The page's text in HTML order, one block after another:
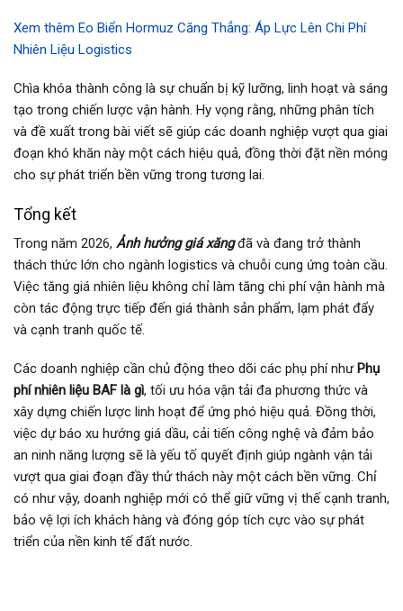
Xem thêm Eo Biển Hormuz Căng Thẳng: Áp Lực Lên Chi Phí
Nhiên Liệu Logistics
Chìa khóa thành công là sự chuẩn bị kỹ lưỡng, linh hoạt và sáng
tạo trong chiến lược vận hành. Hy vọng rằng, những phân tích
và đề xuất trong bài viết sẽ giúp các doanh nghiệp vượt qua giai
đoạn khó khăn này một cách hiệu quả, đồng thời đặt nền móng
cho sự phát triển bền vững trong tương lai.
Tổng kết
Trong năm 2026, Ảnh hưởng giá xăngđã và đang trở thành
thách thức lớn cho ngành logistics và chuỗi cung ứng toàn cầu.
Việc tăng giá nhiên liệu không chỉ làm tăng chi phí vận hành mà
còn tác động trực tiếp đến giá thành sản phẩm, lạm phát đẩy
và cạnh tranh quốc tế.
Các doanh nghiệp cần chủ động theo dõi các phụ phí như Phụ
phí nhiên liệu BAF là gì, tối ưu hóa vận tải đa phương thức và
xây dựng chiến lược linh hoạt để ứng phó hiệu quả. Đồng thời,
việc dự báo xu hướng giá dầu, cải tiến công nghệ và đảm bảo
an ninh năng lượng sẽ là yếu tố quyết định giúp ngành vận tải
vượt qua giai đoạn đầy thử thách này một cách bền vững. Chỉ
có như vậy, doanh nghiệp mới có thể giữ vững vị thế cạnh tranh,
bảo vệ lợi ích khách hàng và đóng góp tích cực vào sự phát
triển của nền kinh tế đất nước.